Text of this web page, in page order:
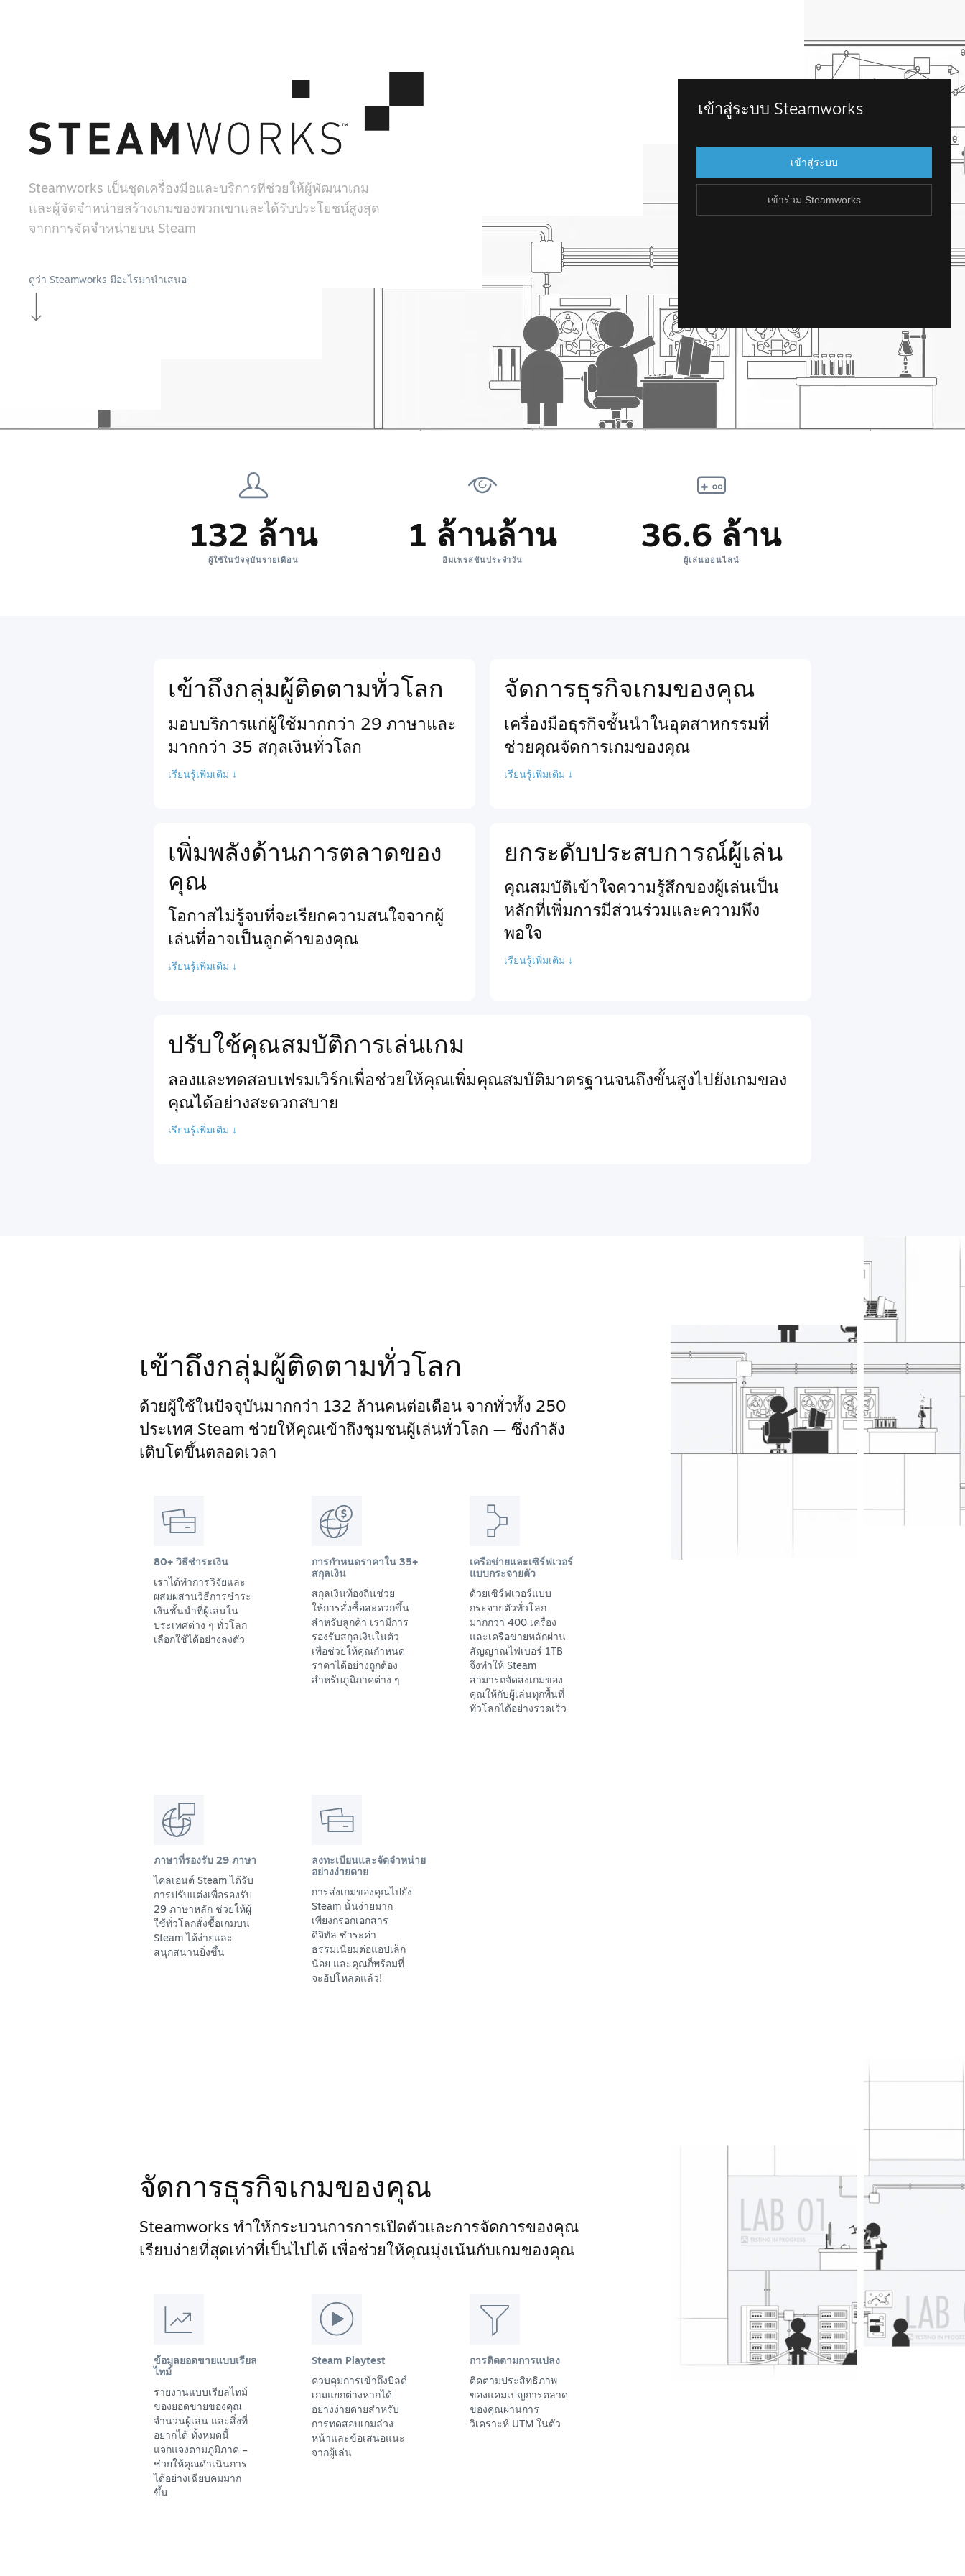
Steamworks เป็นชุดเครื่องมือและบริการที่ช่วยให้ผู้พัฒนาเกม
และผู้จัดจำหน่ายสร้างเกมของพวกเขาและได้รับประโยชน์สูงสุด
จากการจัดจำหน่ายบน Steam
ดูว่า Steamworks มีอะไรมานำเสนอ
เข้าสู่ระบบ Steamworks
เข้าสู่ระบบ
เข้าร่วม Steamworks
เข้าร่วม Steamworks
Steam ที่คุณมีอยู่แล้ว แต่ถ้าคุณไม่มีบัญชี
Steam น่ะหรือ? คุณสามารถสร้างได้ไม่ยาก
132 ล้าน
ผู้ใช้ในปัจจุบันรายเดือน
1 ล้านล้าน
อิมเพรสชันประจำวัน
36.6 ล้าน
ผู้เล่นออนไลน์
เข้าถึงกลุ่มผู้ติดตามทั่วโลก
มอบบริการแก่ผู้ใช้มากกว่า 29 ภาษาและ
มากกว่า 35 สกุลเงินทั่วโลก
เรียนรู้เพิ่มเติม ↓
จัดการธุรกิจเกมของคุณ
เครื่องมือธุรกิจชั้นนำในอุตสาหกรรมที่
ช่วยคุณจัดการเกมของคุณ
เรียนรู้เพิ่มเติม ↓
เพิ่มพลังด้านการตลาดของ
คุณ
โอกาสไม่รู้จบที่จะเรียกความสนใจจากผู้
เล่นที่อาจเป็นลูกค้าของคุณ
เรียนรู้เพิ่มเติม ↓
ยกระดับประสบการณ์ผู้เล่น
คุณสมบัติเข้าใจความรู้สึกของผู้เล่นเป็น
หลักที่เพิ่มการมีส่วนร่วมและความพึง
พอใจ
เรียนรู้เพิ่มเติม ↓
ปรับใช้คุณสมบัติการเล่นเกม
ลองและทดสอบเฟรมเวิร์กเพื่อช่วยให้คุณเพิ่มคุณสมบัติมาตรฐานจนถึงขั้นสูงไปยังเกมของ
คุณได้อย่างสะดวกสบาย
เรียนรู้เพิ่มเติม ↓
เข้าถึงกลุ่มผู้ติดตามทั่วโลก
ด้วยผู้ใช้ในปัจจุบันมากกว่า 132 ล้านคนต่อเดือน จากทั่วทั้ง 250
ประเทศ Steam ช่วยให้คุณเข้าถึงชุมชนผู้เล่นทั่วโลก — ซึ่งกำลัง
เติบโตขึ้นตลอดเวลา
80+ วิธีชำระเงิน
เราได้ทำการวิจัยและ
ผสมผสานวิธีการชำระ
เงินชั้นนำที่ผู้เล่นใน
ประเทศต่าง ๆ ทั่วโลก
เลือกใช้ได้อย่างลงตัว
การกำหนดราคาใน 35+
สกุลเงิน
สกุลเงินท้องถิ่นช่วย
ให้การสั่งซื้อสะดวกขึ้น
สำหรับลูกค้า เรามีการ
รองรับสกุลเงินในตัว
เพื่อช่วยให้คุณกำหนด
ราคาได้อย่างถูกต้อง
สำหรับภูมิภาคต่าง ๆ
เครือข่ายและเซิร์ฟเวอร์
แบบกระจายตัว
ด้วยเซิร์ฟเวอร์แบบ
กระจายตัวทั่วโลก
มากกว่า 400 เครื่อง
และเครือข่ายหลักผ่าน
สัญญาณไฟเบอร์ 1TB
จึงทำให้ Steam
สามารถจัดส่งเกมของ
คุณให้กับผู้เล่นทุกพื้นที่
ทั่วโลกได้อย่างรวดเร็ว
ภาษาที่รองรับ 29 ภาษา
ไคลเอนต์ Steam ได้รับ
การปรับแต่งเพื่อรองรับ
29 ภาษาหลัก ช่วยให้ผู้
ใช้ทั่วโลกสั่งซื้อเกมบน
Steam ได้ง่ายและ
สนุกสนานยิ่งขึ้น
ลงทะเบียนและจัดจำหน่าย
อย่างง่ายดาย
การส่งเกมของคุณไปยัง
Steam นั้นง่ายมาก
เพียงกรอกเอกสาร
ดิจิทัล ชำระค่า
ธรรมเนียมต่อแอปเล็ก
น้อย และคุณก็พร้อมที่
จะอัปโหลดแล้ว!
จัดการธุรกิจเกมของคุณ
Steamworks ทำให้กระบวนการการเปิดตัวและการจัดการของคุณ
เรียบง่ายที่สุดเท่าที่เป็นไปได้ เพื่อช่วยให้คุณมุ่งเน้นกับเกมของคุณ
ข้อมูลยอดขายแบบเรียล
ไทม์
รายงานแบบเรียลไทม์
ของยอดขายของคุณ
จำนวนผู้เล่น และสิ่งที่
อยากได้ ทั้งหมดนี้
แจกแจงตามภูมิภาค –
ช่วยให้คุณดำเนินการ
ได้อย่างเฉียบคมมาก
ขึ้น
Steam Playtest
ควบคุมการเข้าถึงบิลด์
เกมแยกต่างหากได้
อย่างง่ายดายสำหรับ
การทดสอบเกมล่วง
หน้าและข้อเสนอแนะ
จากผู้เล่น
การติดตามการแปลง
ติดตามประสิทธิภาพ
ของแคมเปญการตลาด
ของคุณผ่านการ
วิเคราะห์ UTM ในตัว